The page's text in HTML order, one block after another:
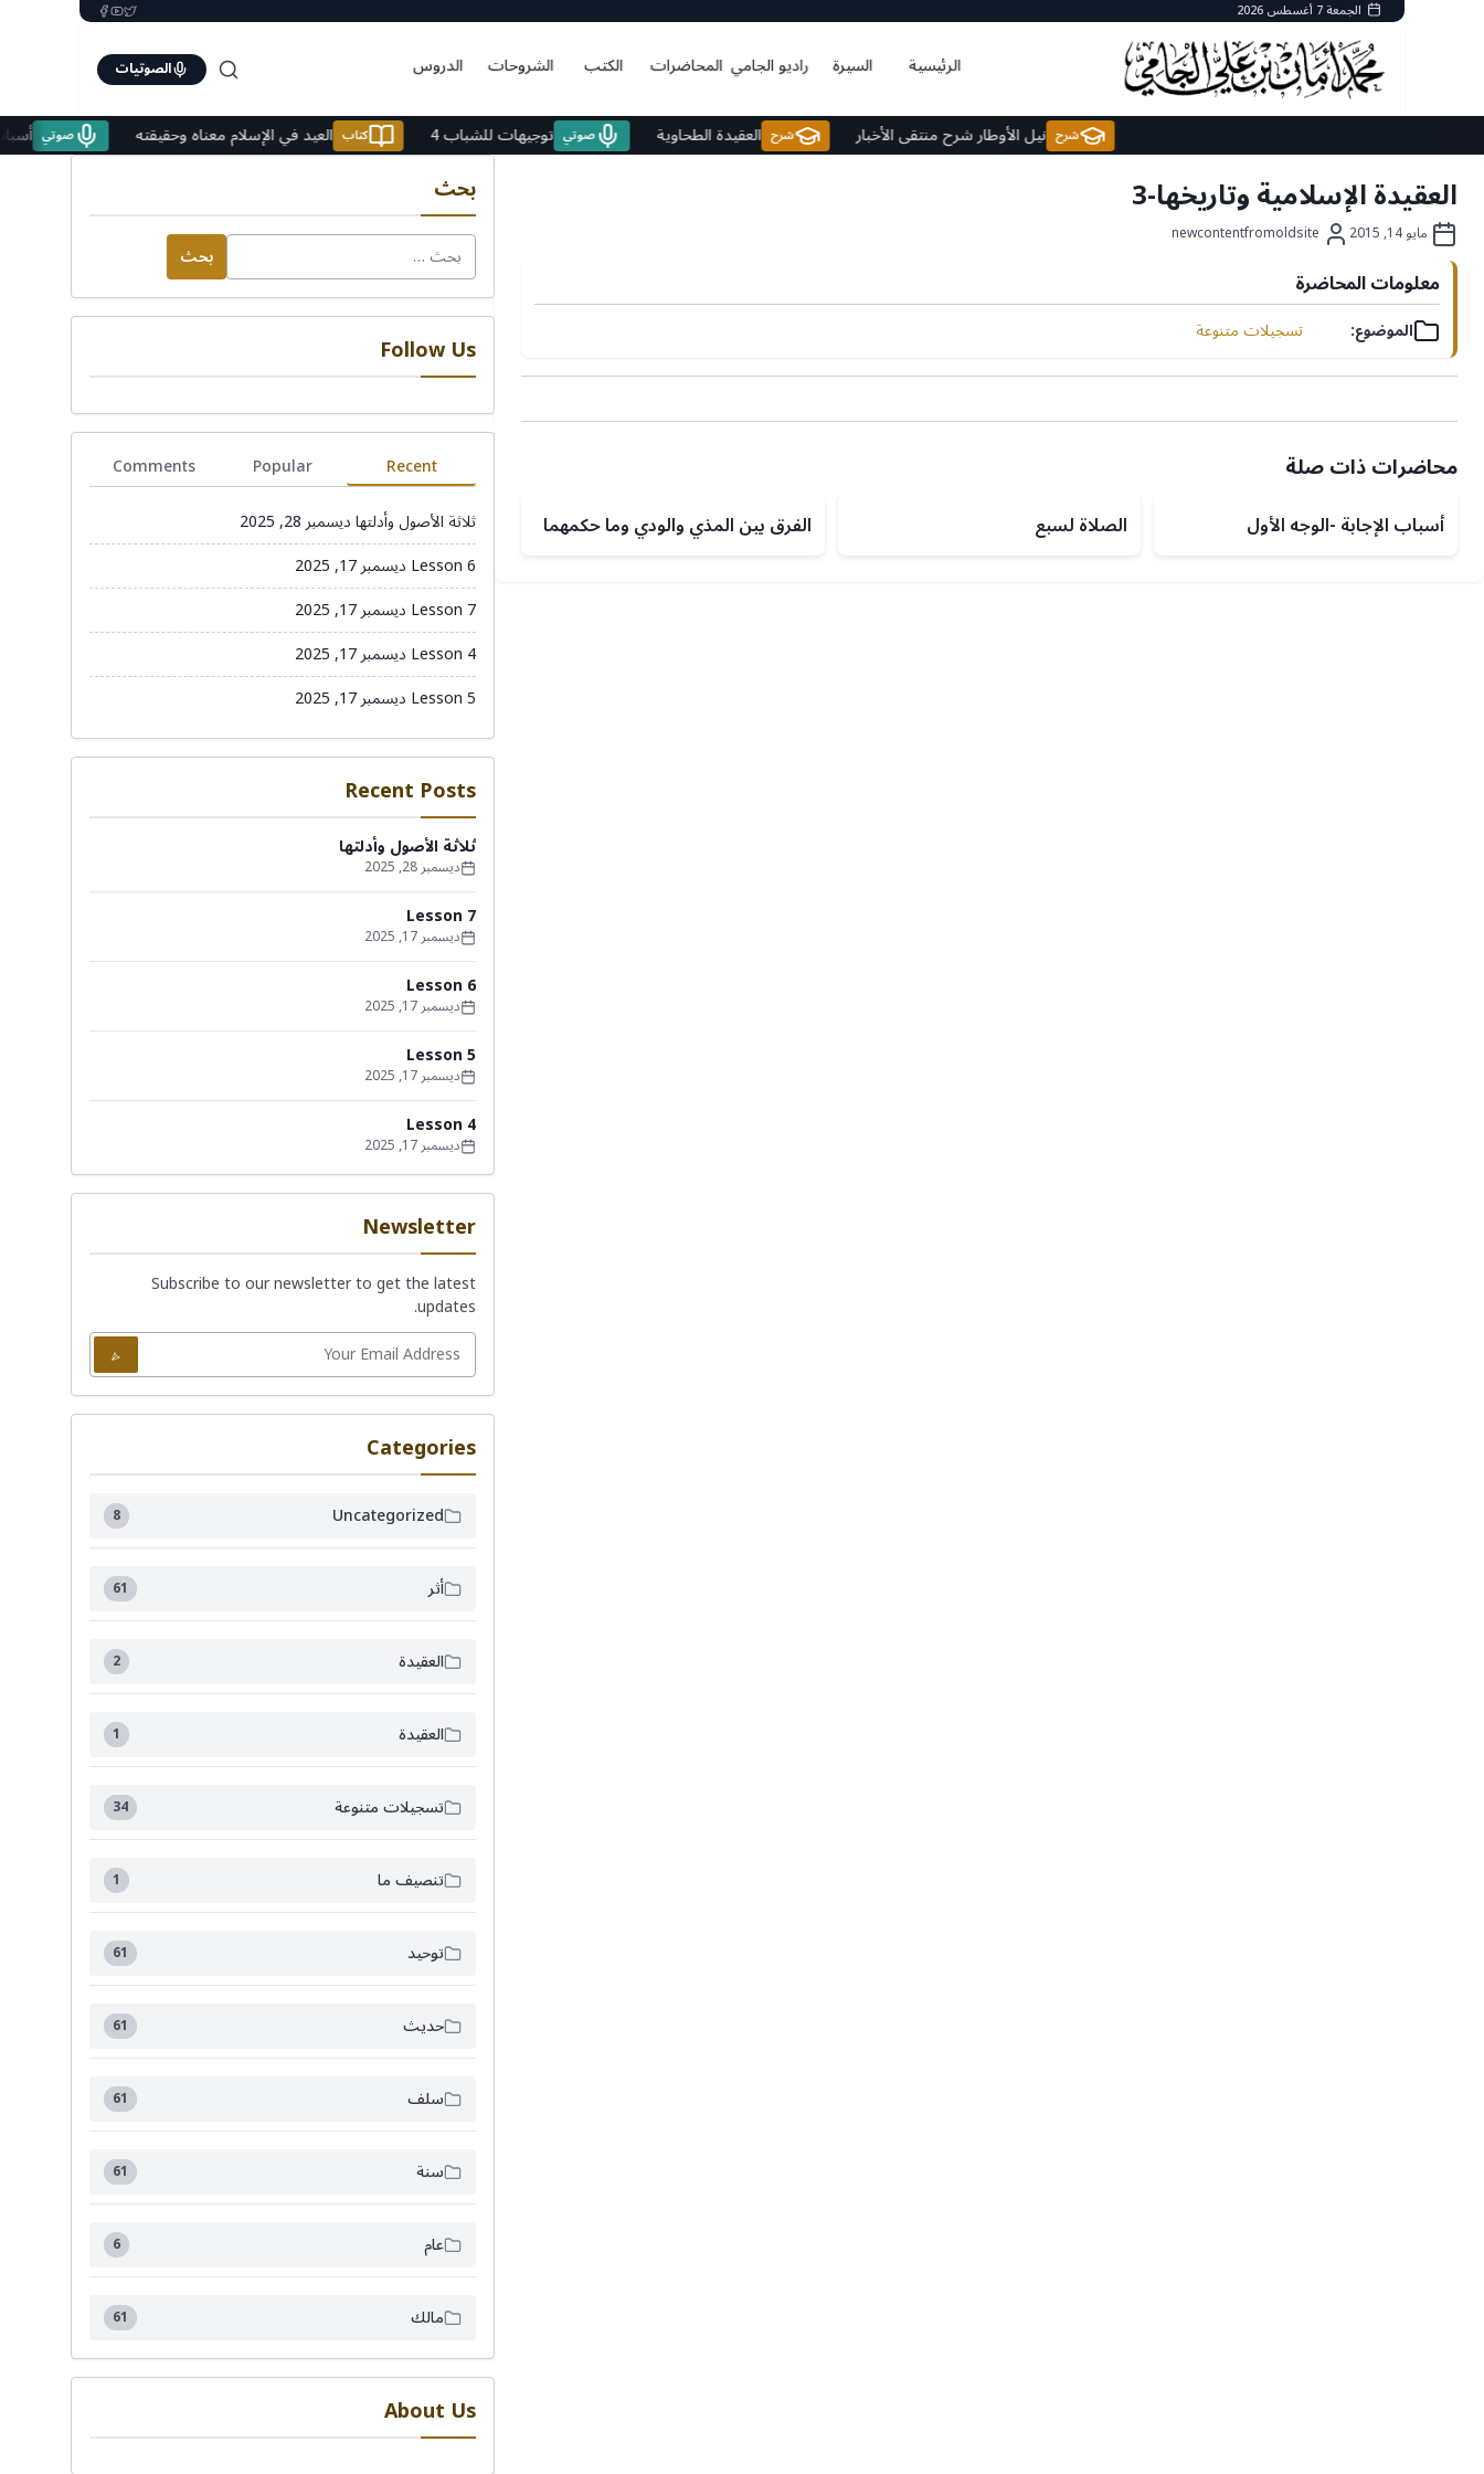
الجمعة 7 أغسطس 2026
الرئيسية السيرة راديو الجامي المحاضرات الكتب الشروحات الدروس الصوتيات
شرح نيل الأوطار شرح منتقى الأخبار شرح العقيدة الطحاوية صوتي توجيهات للشباب 4 كتاب العيد في الإسلام معناه وحقيقته صوتي
العقيدة الإسلامية وتاريخها-3
مايو 14, 2015
معلومات المحاضرة
الموضوع: تسجيلات متنوعة
محاضرات ذات صلة
أسباب الإجابة -الوجه الأول الصلاة لسبع الفرق بين المذي والودي وما حكمهما
بحث
البحث
عن:
Follow Us
Recent
Popular
Comments
ثلاثة الأصول وأدلتهاديسمبر 28, 2025
Lesson 6 ديسمبر 17, 2025
Lesson 7 ديسمبر 17, 2025
Lesson 4 ديسمبر 17, 2025
Lesson 5 ديسمبر 17, 2025
Recent Posts
ثلاثة الأصول وأدلتها
ديسمبر 28, 2025
Lesson 7
ديسمبر 17, 2025
Lesson 6
ديسمبر 17, 2025
Lesson 5
ديسمبر 17, 2025
Lesson 4
ديسمبر 17, 2025
Newsletter
Subscribe to our newsletter to get the latest
updates.
Categories
Uncategorized
8
أثر 61
العقيدة 2
العقيدة 1
تسجيلات متنوعة 34
تنصيف ما 1
توحيد 61
حديث 61
سلف 61
سنة 61
عام 6
مالك 61
About Us